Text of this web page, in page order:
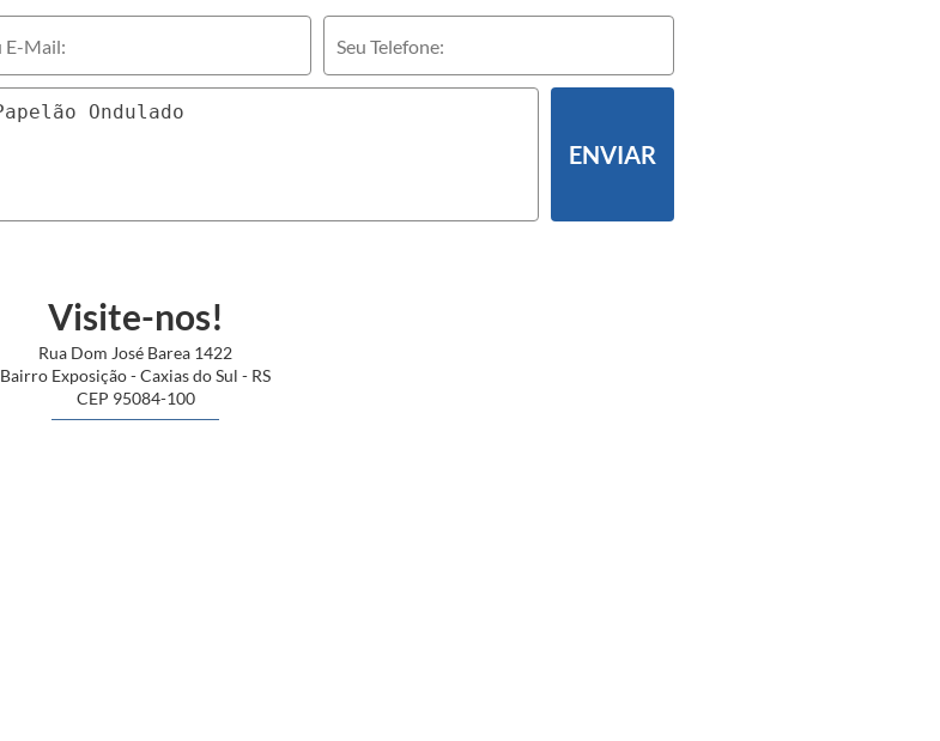
ENVIAR
Visite-nos!
Rua Dom José Barea 1422
Bairro Exposição - Caxias do Sul - RS
CEP 95084-100